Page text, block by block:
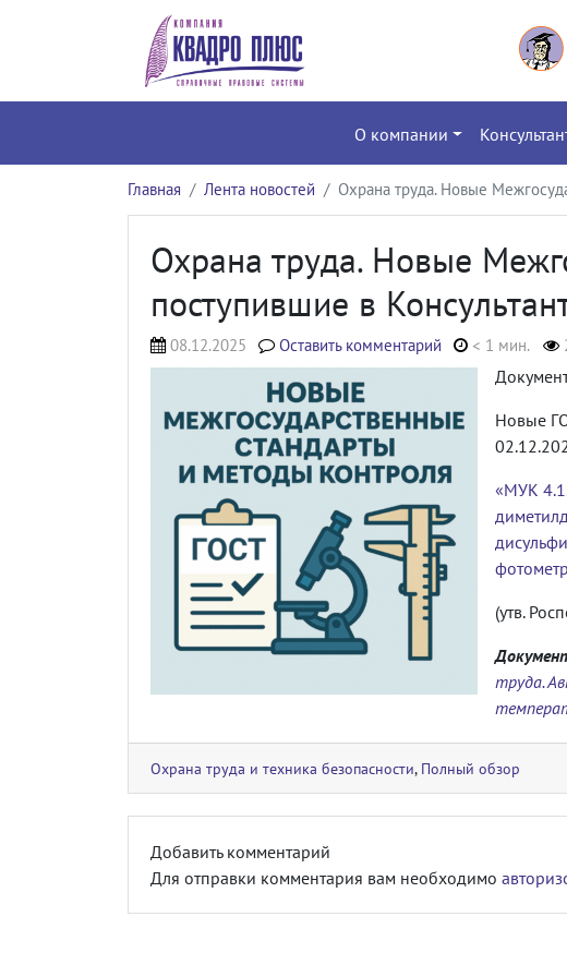
О компании
Главная Лента новостей Охрана труда. Новые
Охрана труда. Новые
поступившие в
08.12.2025 Оставить комментарий < 1 мин.
Новые
«МУК
(утв.
труда.
Охрана труда и техника безопасности, Полный обзор
Добавить комментарий
Для отправки комментария вам необходимо